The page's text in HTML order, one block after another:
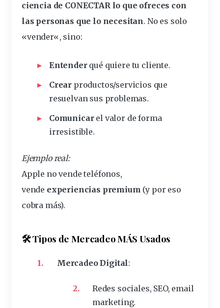
ciencia de CONECTAR lo que ofreces con
las personas que lo necesitan. No es solo
«vender«, sino:
Entenderqué quiere tu cliente.
Crear productos/servicios que
resuelvan sus problemas.
Comunicarel valor de forma
irresistible.
Ejemplo real:
Apple novende teléfonos,
vende experiencias premium (y por eso
cobra más).
🛠️ Tipos de Mercadeo MÁS Usados
Mercadeo Digital:
Redes sociales, SEO, email
marketing.